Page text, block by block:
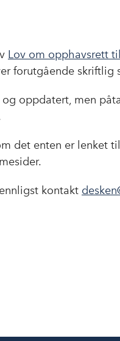
Lov om opphavsrett
forutgående skriftlig
oppdatert, men
det enten er lenket
kontakt